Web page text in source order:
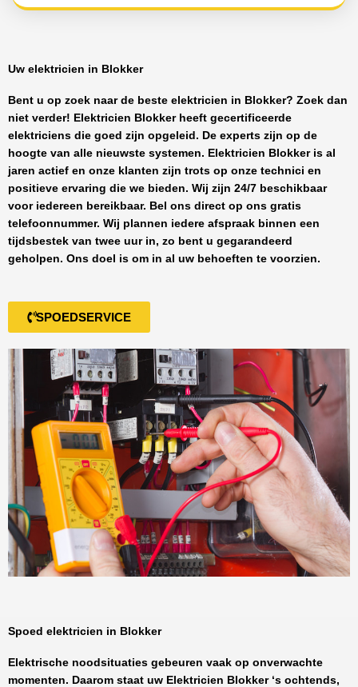
Uw elektricien in Blokker
Bent u op zoek naar de beste elektricien in Blokker? Zoek dan
niet verder! Elektricien Blokkerheeft gecertificeerde
elektriciens die goed zijn opgeleid. De experts zijn op de
hoogte van alle nieuwste systemen. Elektricien Blokkeris al
jaren actief en onze klanten zijn trots op onze technici en
positieve ervaring die we bieden. Wij zijn 24/7 beschikbaar
voor iedereen bereikbaar. Bel ons direct op ons gratis
telefoonnummer. Wij plannen iedere afspraak binnen een
tijdsbestek van twee uur in, zo bent u gegarandeerd
geholpen. Ons doel is om in al uw behoeften te voorzien.
SPOEDSERVICE
Spoed elektricien in Blokker
Elektrische noodsituaties gebeuren vaak op onverwachte
momenten. Daarom staat uw Elektricien Blokker‘s ochtends,